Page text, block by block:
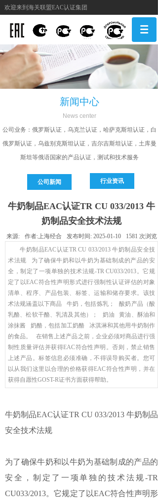
欢迎来到海关联盟EAC认证集团
新闻中心
News center
公司 业务：俄罗斯认证，乌克兰认证，哈萨克斯坦认证，白
俄罗斯认证，乌兹别克斯坦认证，吉尔吉斯坦认证，土库曼
斯坦等俄语国家的产品认证，测试和技术服务
行业资讯
公司新闻
牛奶制品EAC认证TR CU 033/2013 牛
奶制品安全技术法规
来源: 作者:上海经合 发布时间: 2025-01-10 1581 次浏览
牛奶制品EAC认证TR CU 033/2013 牛奶制品安全技
术法规 为了确保牛奶和以牛奶为基础制成的产品的安
全，制定了一项单独的技术法规-TR CU033/2013。它规
定了以EAC符合性声明形式进行强制性认证评估的对象
清单、程序、产品包装、标签、运输和储存要求。该技
术法规涵盖以下商品 牛奶，包括炼乳； 酸奶产品（酸
乳酪、松软干酪、乳清及其他）； 奶油 黄油、酥油和
涂抹酱 奶酪，包括加工奶酪 冰淇淋和其他用牛奶制作
的食品。 在销售上述产品之前，企业必须对商品进行强
制性质量评估并获得EAC符合性声明。否则，禁止销售
上述产品。标签信息必须准确，不得误导购买者。您可
以从我们这里以合理的价格获得EAC符合性声明，并在
获得自愿性GOST-R证书方面获得帮助。
牛奶制品EAC认证TR CU 033/2013 牛奶制品
安全技术法规
为了确保牛奶和以牛奶为基础制成的产品的
安全，制定了一项单独的技术法规-TR
CU033/2013。它规定了以EAC符合性声明形